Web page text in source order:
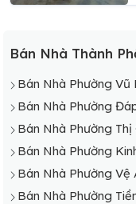
Bán Nhà Thành
Bán Nhà Phường Vũ
Bán Nhà Phường
Bán Nhà Phường Thị
Bán Nhà Phường
Bán Nhà Phường Vệ
Bán Nhà Phường